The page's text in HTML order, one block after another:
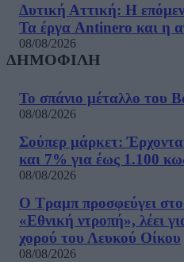
Δυτική Αττική: Η
Τα έργα Antinero και η
08/08/2026
ΔΗΜΟΦΙΛΗ
Το σπάνιο μέταλλο του
08/08/2026
Σούπερ μάρκετ:
και 7% για έως 1.100
08/08/2026
Ο Τραμπ προσφεύγει
«Εθνική ντροπή», λέει
χορού του Λευκού Οίκου
08/08/2026